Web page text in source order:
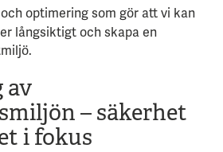
optimering som gör att vi kan
långsiktigt och skapa en
av
– säkerhet
i fokus